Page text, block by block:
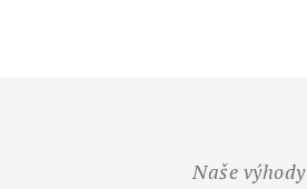
Naše výhody